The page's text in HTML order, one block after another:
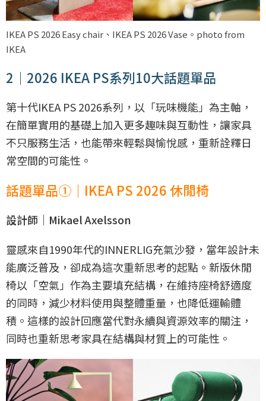
IKEA PS 2026 Easy chair、IKEA PS 2026 Vase。photo from
IKEA
2｜2026 IKEA PS系列10大話題單品
第十代IKEA PS 2026系列，以「玩味機能」為主軸，
在簡單實用的基礎上加入更多趣味與互動性，讓家具
不只服務生活，也能帶來輕鬆與愉悅感，重新詮釋日
常空間的可能性。
話題單品①｜IKEA PS 2026 休閒椅
設計師｜Mikael Axelsson
靈感來自1990年代的INNERLIG充氣沙發，當年設計未
能廣泛普及，卻成為這次重新思考的起點。新版休閒
椅以「空氣」作為主要填充結構，在維持座椅舒適度
的同時，減少材料使用與整體重量，也降低運輸體
積。這樣的設計回應當代對永續與資源效率的關注，
同時也重新思考家具在結構與材質上的可能性。